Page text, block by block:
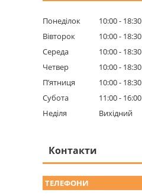
Понеділок 10:00
18:30
Вівторок
10:00
18:30
Середа
10:00
18:30
Четвер
10:00
18:30
Пʼятниця
10:00
18:30
Субота
11:00
16:00
Неділя
Вихідний
Контакти